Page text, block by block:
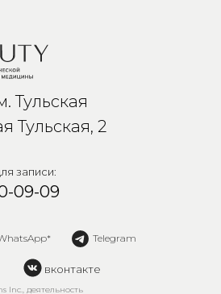
Тульская
Тульская, 2
записи:
Telegram
09-09
вконтакте
Inc., деятельность